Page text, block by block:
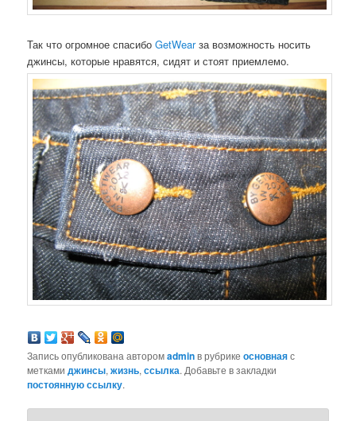
Так что огромное спасибоGetWearза возможность носить
джинсы, которые нравятся, сидят и стоят приемлемо.
Запись опубликована авторомadminв рубрикеосновнаяс
меткамиджинсы,жизнь,ссылка. Добавьте в закладки
постоянную ссылку.